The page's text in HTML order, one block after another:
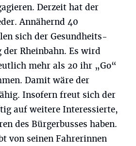
Derzeit hat der
Annähernd 40
sich der Gesundheits-
Rheinbahn. Es wird
mehr als 20 ihr „Go“
Damit wäre der
Insofern freut sich der
auf weitere Interessierte,
des Bürgerbusses haben.
von seinen Fahrerinnen